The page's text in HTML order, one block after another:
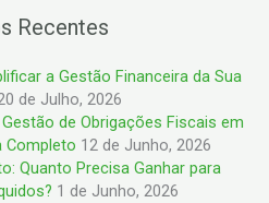
Recentes
a Gestão Financeira da Sua
de Julho, 2026
de Obrigações Fiscais em
Completo 12 de Junho, 2026
Quanto Precisa Ganhar para
1 de Junho, 2026